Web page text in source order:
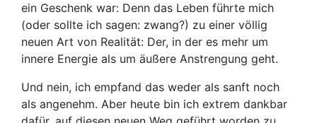
ein Geschenk war: Denn das Leben führte mich
(oder sollte ich sagen: zwang?) zu einer völlig
neuen Art von Realität: Der, in der es mehr um
innere Energie als um äußere Anstrengung geht.
Und nein, ich empfand das weder als sanft noch
als angenehm. Aber heute bin ich extrem dankbar